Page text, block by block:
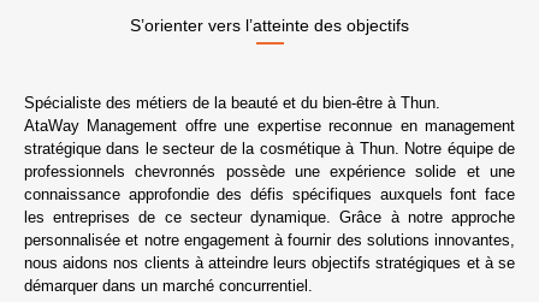
S’orienter vers l’atteinte des objectifs
Spécialiste des métiers de la beauté et du bien-être à Thun.
AtaWay Management offre une expertise reconnue en management
stratégique dans le secteur de la cosmétique à Thun. Notre équipe de
professionnels chevronnés possède une expérience solide et une
connaissance approfondie des défis spécifiques auxquels font face
les entreprises de ce secteur dynamique. Grâce à notre approche
personnalisée et notre engagement à fournir des solutions innovantes,
nous aidons nos clients à atteindre leurs objectifs stratégiques et à se
démarquer dans un marché concurrentiel.